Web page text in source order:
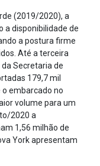
(2019/2020), a
a disponibilidade de
a postura firme
Até a terceira
Secretaria de
179,7 mil
o embarcado no
volume para um
2020 a
1,56 milhão de
York apresentam